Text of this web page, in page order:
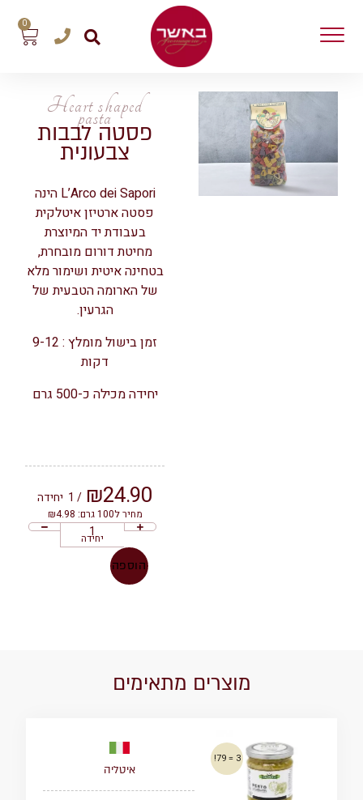
0
Heart shaped
pasta
פסטה לבבות
צבעונית
L’Arco dei Sapori הינה
פסטה ארטיזן איטלקית
בעבודת יד המיוצרת
מחיטת דורום מובחרת,
בטחינה איטית ושימור מלא
של הארומה הטבעית של
הגרעין.
זמן בישול מומלץ : 9-12
דקות
יחידה מכילה כ-500 גרם
₪24.90
/ 1 יחידה
מחיר ל100 גרם: ₪4.98
יחידה
הוספה
מוצרים מתאימים
3 = 79!
איטליה